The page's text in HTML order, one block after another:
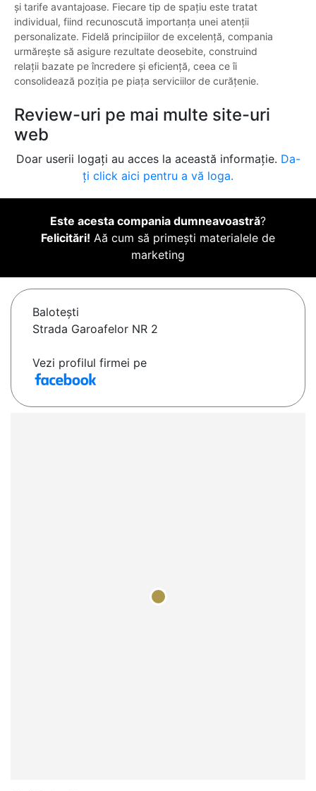
și tarife avantajoase. Fiecare tip de spațiu este tratat
individual, fiind recunoscută importanța unei atenții
personalizate. Fidelă principiilor de excelență, compania
urmărește să asigure rezultate deosebite, construind
relații bazate pe încredere și eficiență, ceea ce îi
consolidează poziția pe piața serviciilor de curățenie.
Review-uri pe mai multe site-uri
web
Doar userii logați au acces la această informație. Da-
ți click aici pentru a vă loga.
Este acesta compania dumneavoastră?
Felicitări! Aă cum să primești materialele de
marketing
Baloteşti
Strada Garoafelor NR 2
Vezi profilul firmei pe